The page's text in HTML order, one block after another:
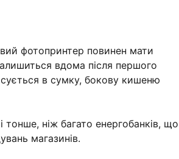
фотопринтер повинен мати
вдома після першого
в сумку, бокову кишеню
ніж багато енергобанків, що
магазинів.